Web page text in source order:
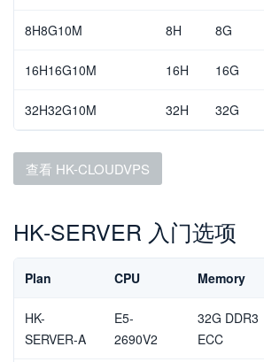
8H8G10M 8H 8G
16H16G10M 16H 16G
32H32G10M 32H 32G
查看 HK-CLOUDVPS
HK-SERVER 入门选项
Plan CPU Memory
HK-
SERVER-A
E5-
2690V2
32G DDR3
ECC